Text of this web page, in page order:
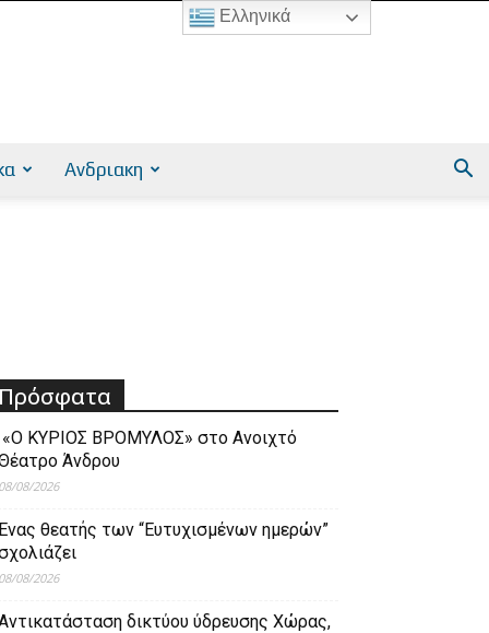
Ανδριακη
Πρόσφατα
«Ο ΚΥΡΙΟΣ ΒΡΟΜΥΛΟΣ» στο Ανοιχτό
Άνδρου
08/08/2026
θεατής των “Ευτυχισμένων ημερών”
08/08/2026
δικτύου ύδρευσης Χώρας,
Ελληνικά